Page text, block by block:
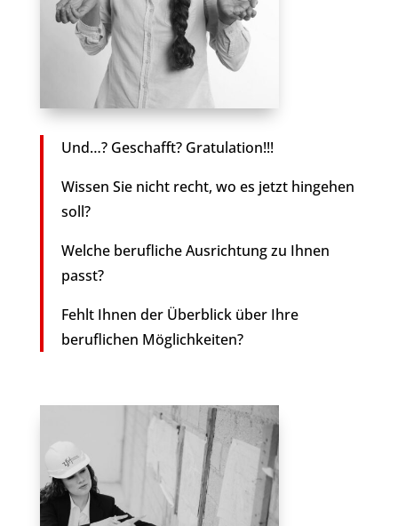
Und…? Geschafft? Gratulation!!!
Wissen Sie nicht recht, wo es jetzt hingehen
soll?
Welche berufliche Ausrichtung zu Ihnen
passt?
Fehlt Ihnen der Überblick über Ihre
beruflichen Möglichkeiten?